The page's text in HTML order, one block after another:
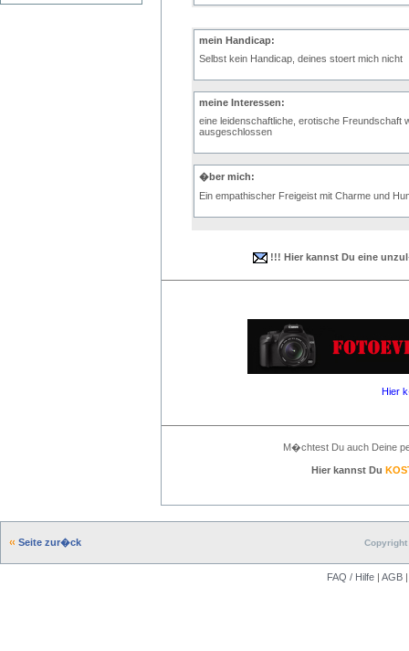
mein Handicap:
Selbst kein Handicap, deines stoert mich nicht
meine Interessen:
eine leidenschaftliche, erotische Freundschaft
ausgeschlossen
�ber mich:
Ein empathischer Freigeist mit Charme und
!!! Hier kannst Du eine
Hier
M�chtest Du auch Deine
Hier kannst Du
Seite zur�ck
FAQ / Hilfe | AGB